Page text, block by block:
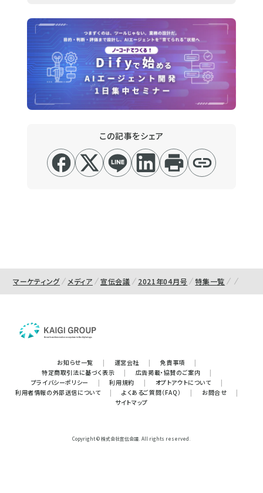
この記事をシェア
マーケティング メディア 宣伝会議 2021年04月号 特集一覧
お知らせ一覧 | 運営会社 | 免責事項
|
特定商取引法に基づく表示
| 広告掲載・協賛のご案内
|
プライバシーポリシー
| 利用規約 | オプトアウトについて
|
利用者情報の外部送信について
| よくあるご質問（FAQ） | お問合せ
|
サイトマップ
Copyright © 株式会社宣伝会議. All rights reserved.